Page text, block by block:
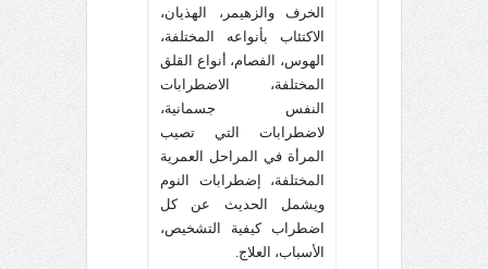
الخرف والزهيمر، الهذيان،
الاكتئاب بأنواعه المختلفة،
الهوس، الفصام، أنواع القلق
المختلفة، الاضطرابات
النفس جسمانية،
لاضطرابات التي تصيب
المرأة في المراحل العمرية
المختلفة، إضطرابات النوم
ويشمل الحديث عن كل
اضطراب كيفية التشخيص،
الأسباب، العلاج.